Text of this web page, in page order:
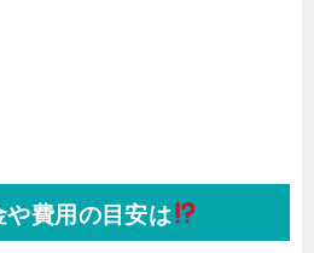
費用の目安は